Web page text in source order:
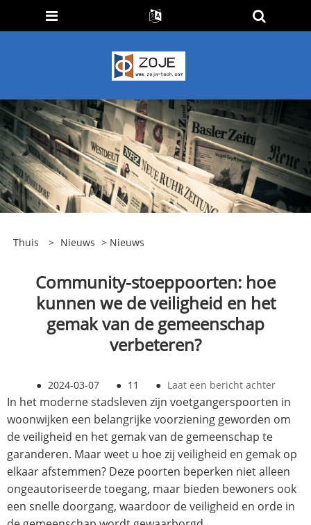
Thuis > Nieuws > Nieuws
Community-stoeppoorten: hoe
kunnen we de veiligheid en het
gemak van de gemeenschap
verbeteren?
● 2024-03-07 ● 11 ● Laat een bericht achter
In het moderne stadsleven zijn voetgangerspoorten in
woonwijken een belangrijke voorziening geworden om
de veiligheid en het gemak van de gemeenschap te
garanderen. Maar weet u hoe zij veiligheid en gemak op
elkaar afstemmen? Deze poorten beperken niet alleen
ongeautoriseerde toegang, maar bieden bewoners ook
een snelle doorgang, waardoor de veiligheid en orde in